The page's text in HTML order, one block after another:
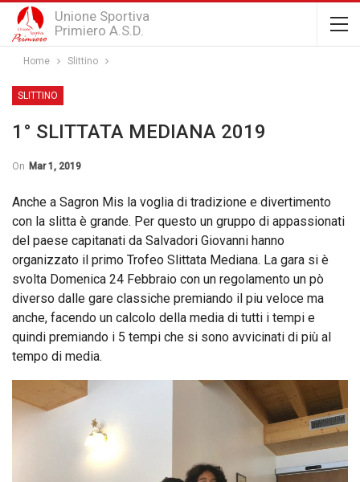
Unione Sportiva
Primiero A.S.D.
Home Slittino
SLITTINO
1° SLITTATA MEDIANA 2019
On Mar 1, 2019
Anche a Sagron Mis la voglia di tradizione e divertimento
con la slitta è grande. Per questo un gruppo di appassionati
del paese capitanati da Salvadori Giovanni hanno
organizzato il primo Trofeo Slittata Mediana. La gara si è
svolta Domenica 24 Febbraio con un regolamento un pò
diverso dalle gare classiche premiando il piu veloce ma
anche, facendo un calcolo della media di tutti i tempi e
quindi premiando i 5 tempi che si sono avvicinati di più al
tempo di media.